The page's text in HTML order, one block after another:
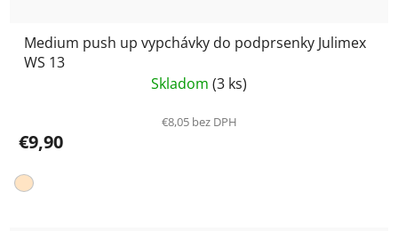
Medium push up vypchávky do podprsenky Julimex
WS 13
Skladom (3 ks)
€8,05 bez DPH
€9,90